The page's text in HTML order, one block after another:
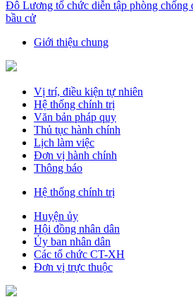
Đô Lương tổ chức diễn tập phòng chống
bầu cử
Giới thiệu chung
Vị trí, điều kiện tự nhiên
Hệ thống chính trị
Văn bản pháp quy
Thủ tục hành chính
Lịch làm việc
Đơn vị hành chính
Thông báo
Hệ thống chính trị
Huyện ủy
Hội đồng nhân dân
Ủy ban nhân dân
Các tổ chức CT-XH
Đơn vị trực thuộc